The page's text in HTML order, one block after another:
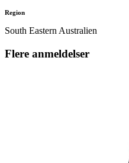
Region
South Eastern Australien
Flere anmeldelser